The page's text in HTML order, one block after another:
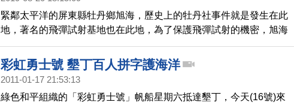
緊鄰太平洋的屏東縣牡丹鄉旭海，歷史上的牡丹社事件就是發生在此
地，著名的飛彈試射基地也在此地，為了保護飛彈試射的機密，旭海
曾是管制區，盡管後來開放了、路也通了，卻仍是台灣最偏僻的小漁
村，讓早在日據時代就發現的旭海溫泉至今仍沒有開發，保留原始風
貌的漁村，而令人意外的是旭海村出現了號稱全台灣最貴的休閒渡假
彩虹勇士號 墾丁百人拼字護海洋
2011-01-17 21:53:13
綠色和平組織的「彩虹勇士號」帆船星期六抵達墾丁，今天(16號)來